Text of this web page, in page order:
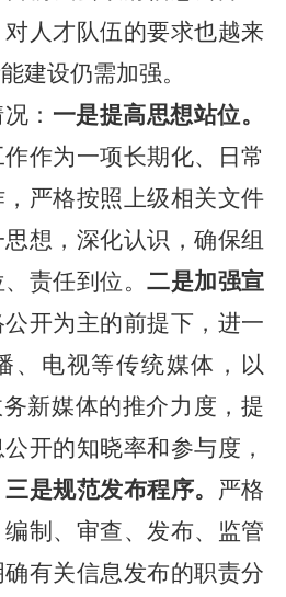
人才队伍的要求也越来
建设仍需加强。
： 一是提高思想站位。
作为一项长期化、日常
严格按照上级相关文件
想，深化认识，确保组
责任到位。 二是加强宣
开为主的前提下，进一
、电视等传统媒体，以
新媒体的推介力度，提
开的知晓率和参与度，
三是规范发布程序。
严格
制、审查、发布、监管
有关信息发布的职责分